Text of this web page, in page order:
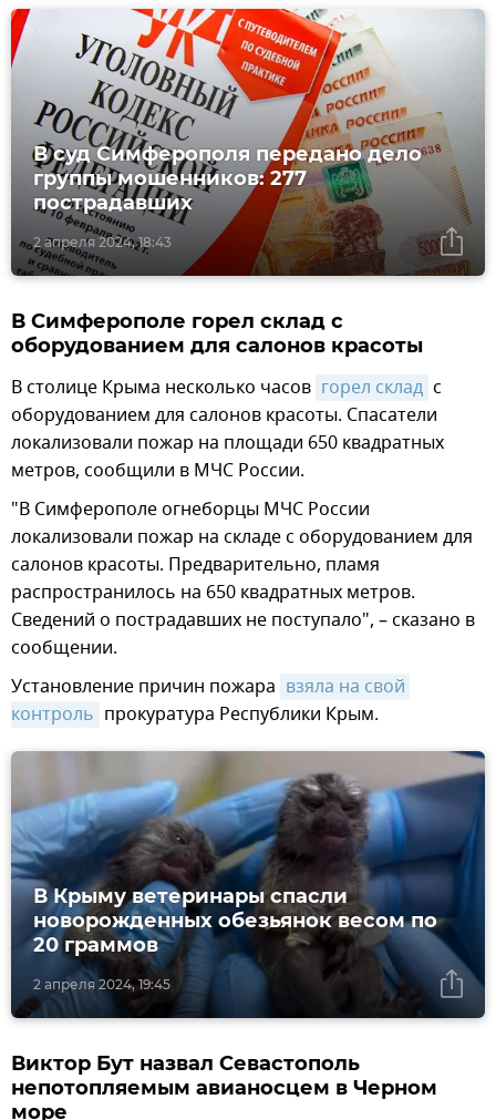
2 апреля 2024, 18:43
В суд Симферополя передано дело
группы мошенников: 277
пострадавших
В Симферополе горел склад с
оборудованием для салонов красоты
В столице Крыма несколько часов горел склад с
оборудованием для салонов красоты. Спасатели
локализовали пожар на площади 650 квадратных
метров, сообщили в МЧС России.
"В Симферополе огнеборцы МЧС России
локализовали пожар на складе с оборудованием для
салонов красоты. Предварительно, пламя
распространилось на 650 квадратных метров.
Сведений о пострадавших не поступало", – сказано в
сообщении.
Установление причин пожара взяла на свой
контроль прокуратура Республики Крым.
2 апреля 2024, 19:45
В Крыму ветеринары спасли
новорожденных обезьянок весом по
20 граммов
Виктор Бут назвал Севастополь
непотопляемым авианосцем в Черном
море